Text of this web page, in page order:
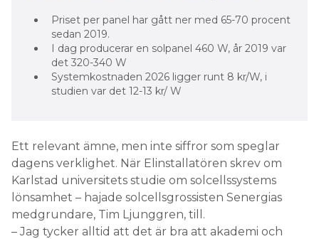
Priset per panel har gått ner med 65-70 procent
sedan 2019.
I dag producerar en solpanel 460 W, år 2019 var
det 320-340 W
Systemkostnaden 2026 ligger runt 8 kr/W, i
studien var det 12-13 kr/ W
Ett relevant ämne, men inte siffror som speglar
dagens verklighet. När Elinstallatören skrev om
Karlstad universitets studie om solcellssystems
lönsamhet – hajade solcellsgrossisten Senergias
medgrundare, Tim Ljunggren, till.
– Jag tycker alltid att det är bra att akademi och